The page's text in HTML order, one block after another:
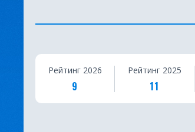
С
а
Рейтинг 2026
9
Рейтинг 2025
11